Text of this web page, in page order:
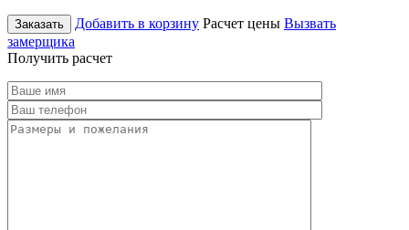
Заказать Добавить в корзину Расчет цены Вызвать
замерщика
Получить расчет